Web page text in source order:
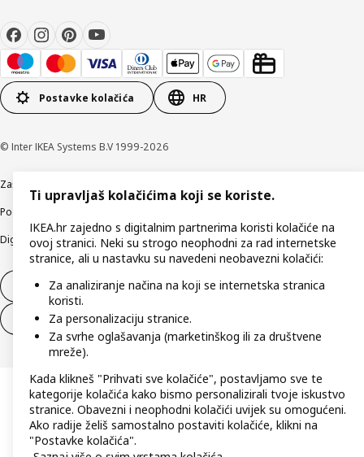
Postavke kolačića HR
© Inter IKEA Systems B.V 1999-2026
Zaštita privatnosti
Podaci o tvrtki IKEA Hrvatska
Digitalna pristupačnost
Jednostrani raskid ugovora
Jednostrani raskid ugovora za usluge
Ti upravljaš kolačićima koji se koriste.
IKEA.hr zajedno s digitalnim partnerima koristi kolačiće na
ovoj stranici. Neki su strogo neophodni za rad internetske
stranice, ali u nastavku su navedeni neobavezni kolačići:
Za analiziranje načina na koji se internetska stranica
koristi.
Za personalizaciju stranice.
Za svrhe oglašavanja (marketinškog ili za društvene
mreže).
Kada klikneš "Prihvati sve kolačiće", postavljamo sve te
kategorije kolačića kako bismo personalizirali tvoje iskustvo
stranice. Obavezni i neophodni kolačići uvijek su omogućeni.
Ako radije želiš samostalno postaviti kolačiće, klikni na
"Postavke kolačića".